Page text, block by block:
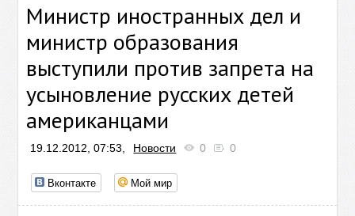
Министр иностранных дел и
министр образования
выступили против запрета на
усыновление русских детей
американцами
19.12.2012, 07:53, Новости 0 0
Вконтакте Мой мир